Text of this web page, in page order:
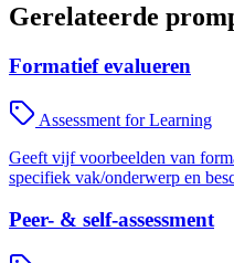
Gerelateerde
Formatief evalueren
Assessment for Learning
Geeft vijf voorbeelden van
specifiek vak/onderwerp en
Peer- & self-assessment